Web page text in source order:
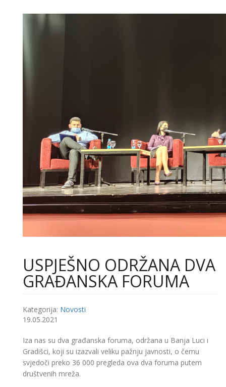
USPJEŠNO ODRŽANA DVA
GRAĐANSKA FORUMA
Kategorija: Novosti
19.05.2021
Iza nas su dva građanska foruma, održana u Banja Luci i
Gradišci, koji su izazvali veliku pažnju javnosti, o čemu
svjedoči preko 36 000 pregleda ova dva foruma putem
društvenih mreža.